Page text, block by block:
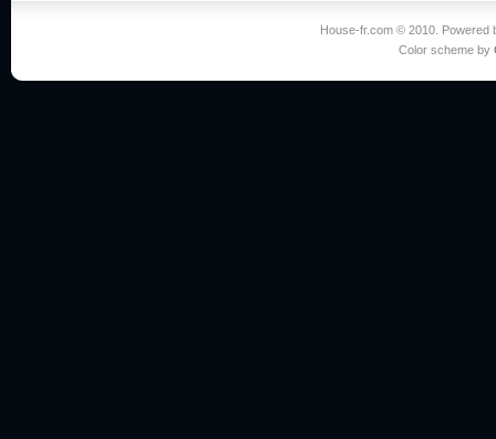
House-fr.com © 2010. Powered
Color scheme by